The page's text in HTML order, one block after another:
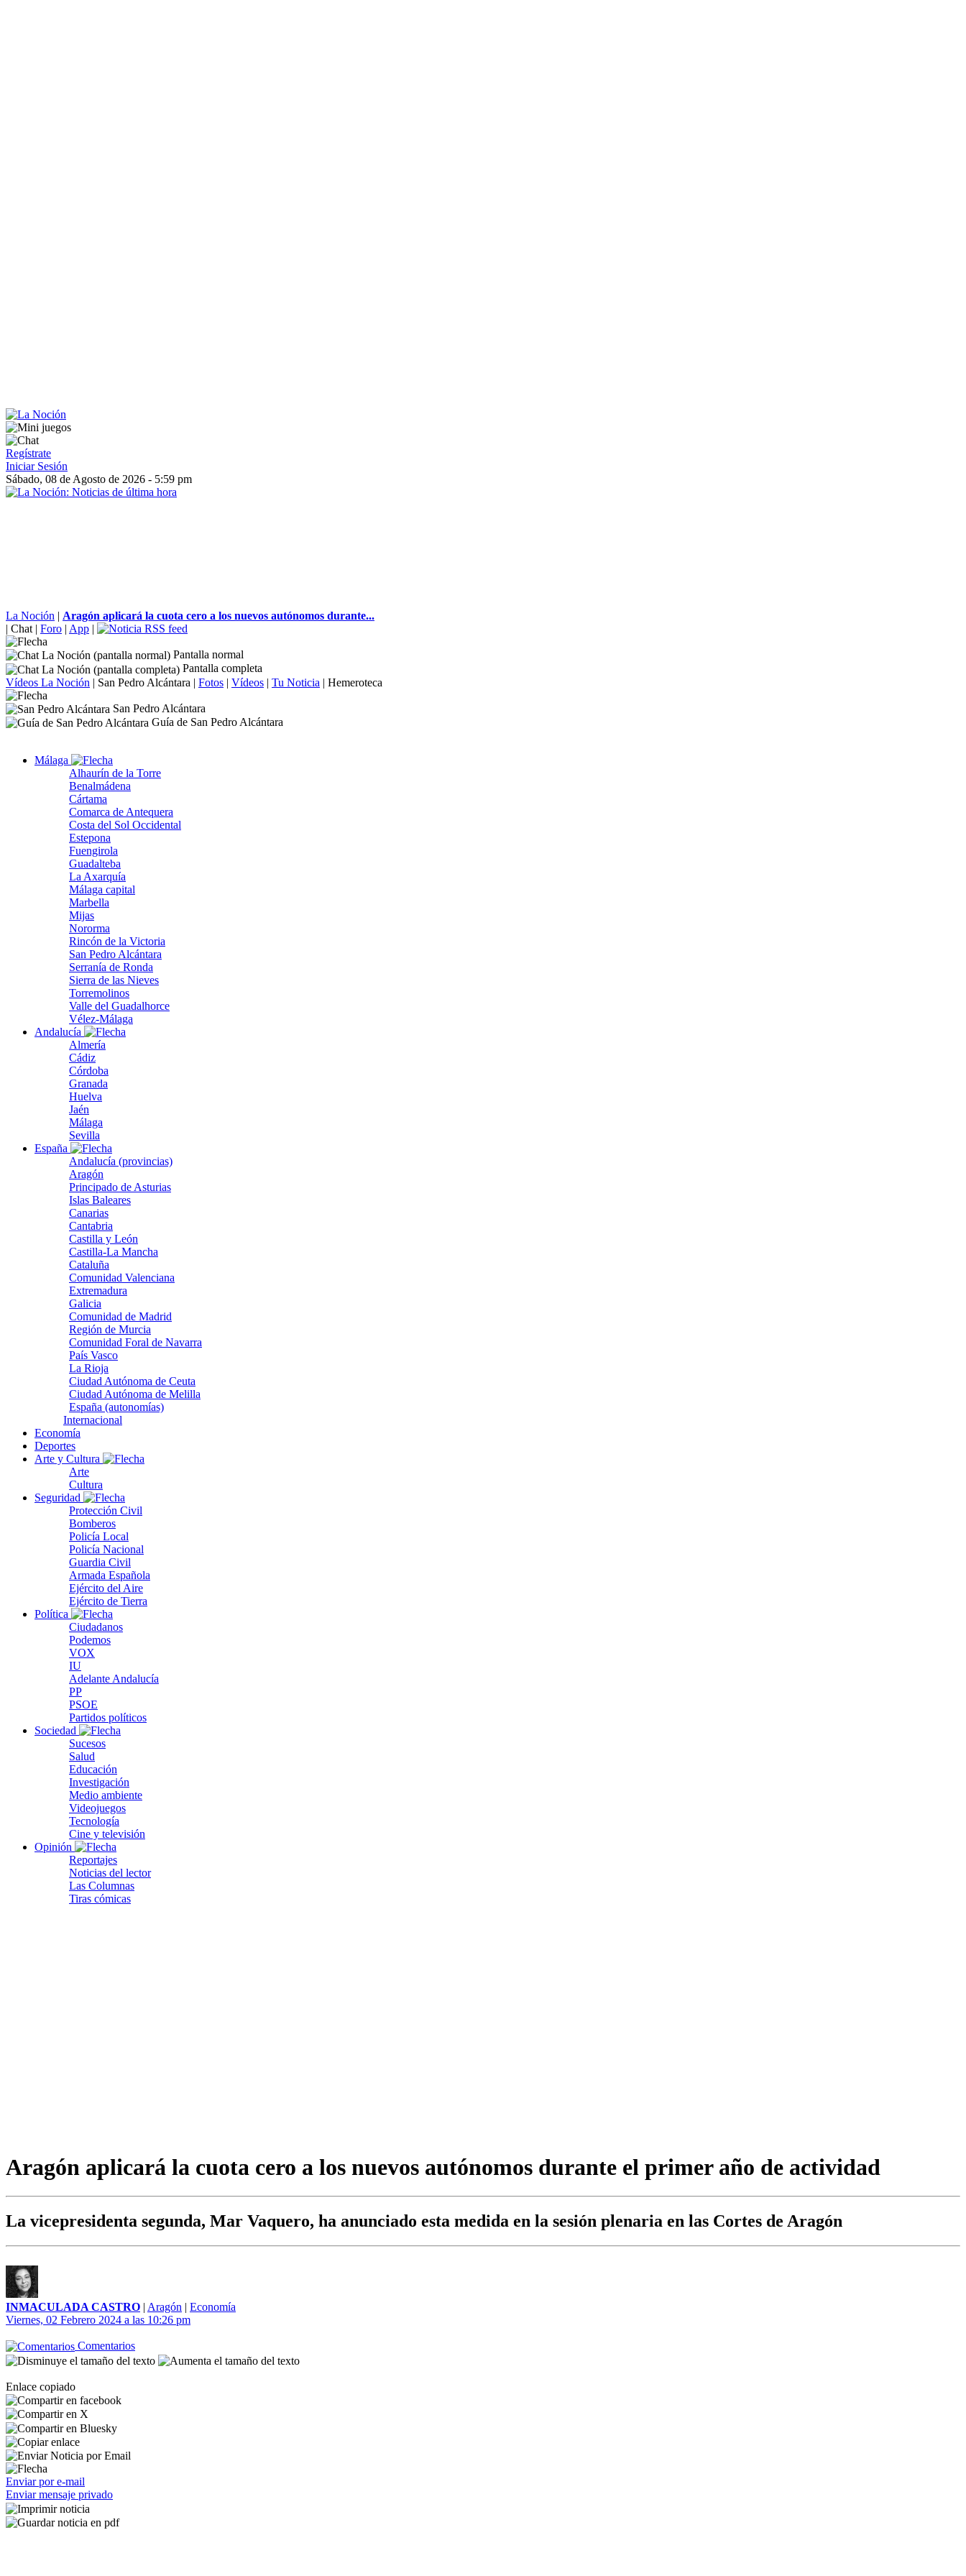
Regístrate
Iniciar Sesión
Sábado, 08 de Agosto de 2026 - 5:59 pm
La Noción | Aragón aplicará la cuota cero a los nuevos autónomos durante...
| Chat | Foro | App |
Pantalla normal
Pantalla completa
Vídeos La Noción | San Pedro Alcántara | Fotos | Vídeos | Tu Noticia | Hemeroteca
San Pedro Alcántara
Guía de San Pedro Alcántara
Málaga
Alhaurín de la Torre
Benalmádena
Cártama
Comarca de Antequera
Costa del Sol Occidental
Estepona
Fuengirola
Guadalteba
La Axarquía
Málaga capital
Marbella
Mijas
Nororma
Rincón de la Victoria
San Pedro Alcántara
Serranía de Ronda
Sierra de las Nieves
Torremolinos
Valle del Guadalhorce
Vélez-Málaga
Andalucía
Almería
Cádiz
Córdoba
Granada
Huelva
Jaén
Málaga
Sevilla
España
Andalucía (provincias)
Aragón
Principado de Asturias
Islas Baleares
Canarias
Cantabria
Castilla y León
Castilla-La Mancha
Cataluña
Comunidad Valenciana
Extremadura
Galicia
Comunidad de Madrid
Región de Murcia
Comunidad Foral de Navarra
País Vasco
La Rioja
Ciudad Autónoma de Ceuta
Ciudad Autónoma de Melilla
España (autonomías)
Internacional
Economía
Deportes
Arte y Cultura
Arte
Cultura
Seguridad
Protección Civil
Bomberos
Policía Local
Policía Nacional
Guardia Civil
Armada Española
Ejército del Aire
Ejército de Tierra
Política
Ciudadanos
Podemos
VOX
IU
Adelante Andalucía
PP
PSOE
Partidos políticos
Sociedad
Sucesos
Salud
Educación
Investigación
Medio ambiente
Videojuegos
Tecnología
Cine y televisión
Opinión
Reportajes
Noticias del lector
Las Columnas
Tiras cómicas
Aragón aplicará la cuota cero a los nuevos autónomos durante el primer año de actividad
La vicepresidenta segunda, Mar Vaquero, ha anunciado esta medida en la sesión plenaria en las Cortes de Aragón
INMACULADA CASTRO | Aragón | Economía
Viernes, 02 Febrero 2024 a las 10:26 pm
Comentarios
Enlace copiado
Enviar por e-mail
Enviar mensaje privado